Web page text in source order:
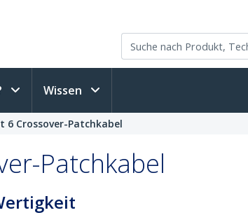
Wissen
6 Crossover-Patchkabel
Patchkabel